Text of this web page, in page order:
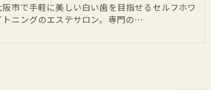
阪市で手軽に美しい白い歯を目指せるセルフホワ
トニングのエステサロン。専門の…